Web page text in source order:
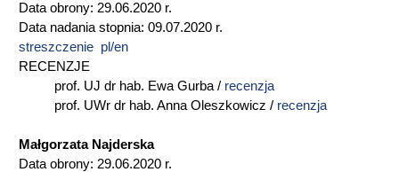
Data obrony: 29.06.2020 r.
Data nadania stopnia: 09.07.2020 r.
streszczenie pl/en
RECENZJE
prof. UJ dr hab. Ewa Gurba / recenzja
prof. UWr dr hab. Anna Oleszkowicz / recenzja
Małgorzata Najderska
Data obrony: 29.06.2020 r.